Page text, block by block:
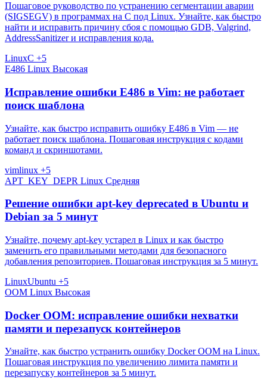
Пошаговое руководство по устранению сегментации аварии
(SIGSEGV) в программах на C под Linux. Узнайте, как быстро
найти и исправить причину сбоя с помощью GDB, Valgrind,
AddressSanitizer и исправления кода.
LinuxC +5
E486 Linux Высокая
Исправление ошибки E486 в Vim: не работает
поиск шаблона
Узнайте, как быстро исправить ошибку E486 в Vim — не
работает поиск шаблона. Пошаговая инструкция с кодами
команд и скриншотами.
vimlinux +5
APT_KEY_DEPR Linux Средняя
Решение ошибки apt-key deprecated в Ubuntu и
Debian за 5 минут
Узнайте, почему apt-key устарел в Linux и как быстро
заменить его правильными методами для безопасного
добавления репозиториев. Пошаговая инструкция за 5 минут.
LinuxUbuntu +5
OOM Linux Высокая
Docker OOM: исправление ошибки нехватки
памяти и перезапуск контейнеров
Узнайте, как быстро устранить ошибку Docker OOM на Linux.
Пошаговая инструкция по увеличению лимита памяти и
перезапуску контейнеров за 5 минут.